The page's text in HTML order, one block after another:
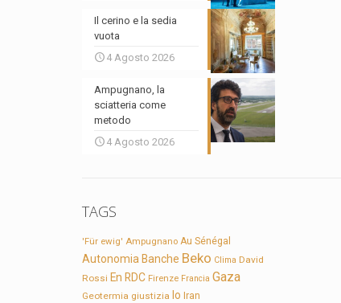
Il cerino e la sedia
vuota
4 Agosto 2026
Ampugnano, la
sciatteria come
metodo
4 Agosto 2026
TAGS
'Für ewig' Ampugnano Au Sénégal
Autonomia Banche Beko Clima David
Rossi En RDC Firenze Francia Gaza
Geotermia giustizia Io Iran